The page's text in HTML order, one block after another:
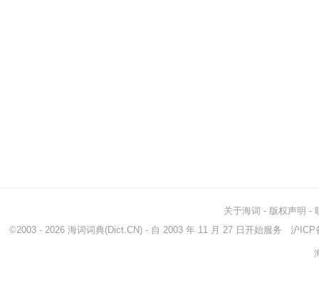
关于海词 - 版权声明 -
©2003 - 2026 海词词典(Dict.CN) - 自 2003 年 11 月 27 日开始服务 沪ICP